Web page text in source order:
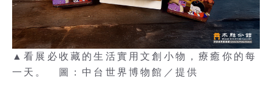
▲看展必收藏的生活實用文創小物，療癒你的每
一天。 圖：中台世界博物館／提供